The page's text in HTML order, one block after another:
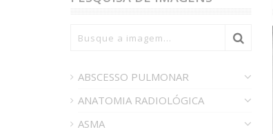
ABSCESSO PULMONAR
ANATOMIA RADIOLÓGICA
ASMA